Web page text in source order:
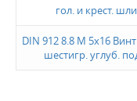
гол. и крест.
DIN 912 8.8 М 5х16
шестигр. углуб.